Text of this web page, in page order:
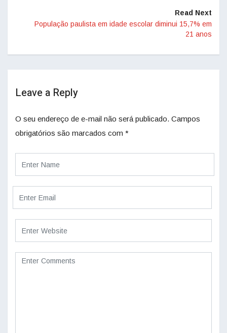
Read Next
População paulista em idade escolar diminui 15,7% em
21 anos
Leave a Reply
O seu endereço de e-mail não será publicado. Campos
obrigatórios são marcados com *